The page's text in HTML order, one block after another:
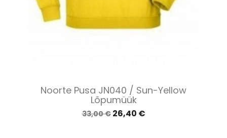
Noorte Pusa JN040 / Sun-Yellow
Lõpumüük
33,00 € 26,40 €